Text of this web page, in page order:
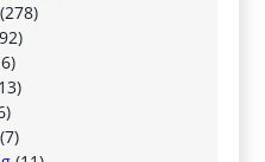
(278)
(7)